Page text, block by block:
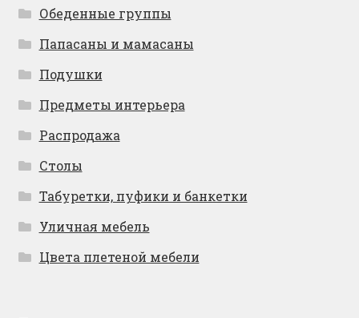
Обеденные группы
Папасаны и мамасаны
Подушки
Предметы интерьера
Распродажа
Столы
Табуретки, пуфики и банкетки
Уличная мебель
Цвета плетеной мебели